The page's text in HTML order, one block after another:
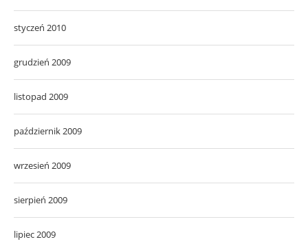
styczeń 2010
grudzień 2009
listopad 2009
październik 2009
wrzesień 2009
sierpień 2009
lipiec 2009